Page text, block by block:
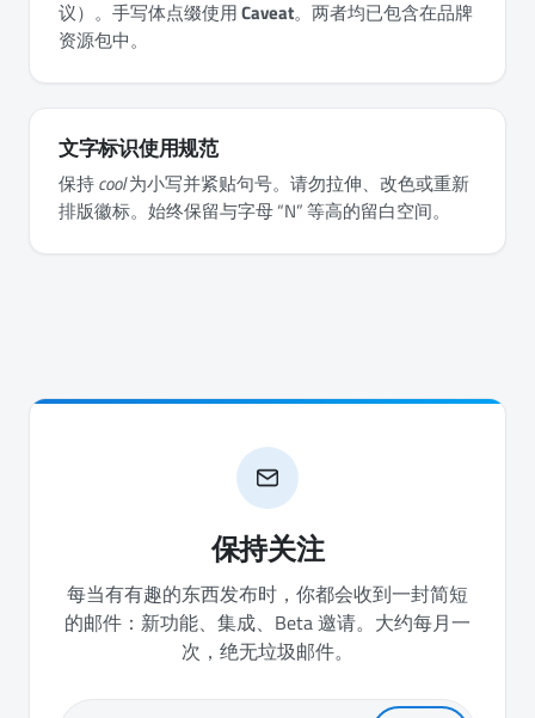
议）。手写体点缀使用Caveat。两者均已包含在品牌
资源包中。
文字标识使用规范
保持cool为小写并紧贴句号。请勿拉伸、改色或重新
排版徽标。始终保留与字母 “N” 等高的留白空间。
保持关注
每当有有趣的东西发布时，你都会收到一封简短
的邮件：新功能、集成、Beta 邀请。大约每月一
次，绝无垃圾邮件。